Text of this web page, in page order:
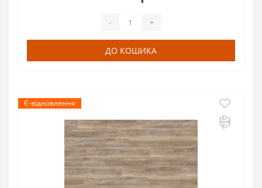
- +
ДО КОШИКА
Є-відновлення